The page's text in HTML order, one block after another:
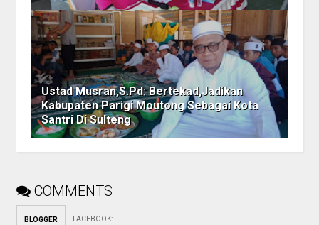
Ustad Musran,S.Pd: Bertekad,Jadikan
Kabupaten Parigi Moutong Sebagai Kota
Santri Di Sulteng
COMMENTS
BLOGGER FACEBOOK: